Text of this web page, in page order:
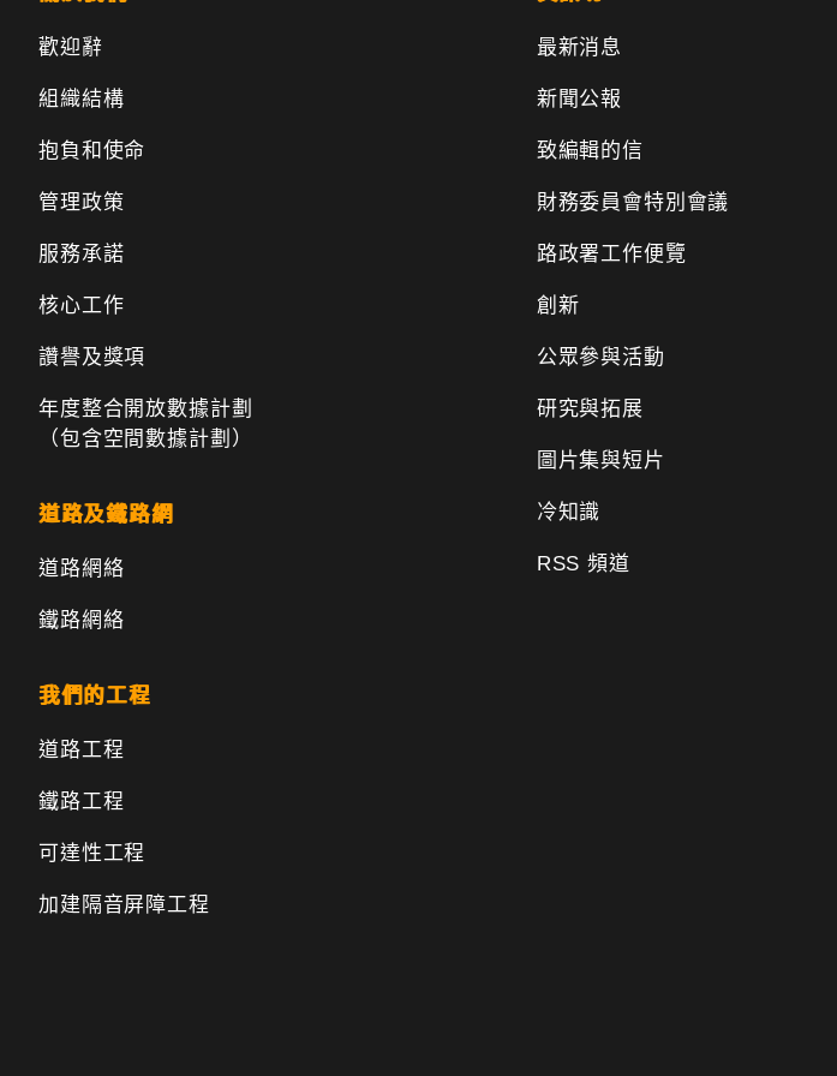
歡迎辭
組織結構
抱負和使命
管理政策
服務承諾
核心工作
讚譽及獎項
年度整合開放數據計劃
（包含空間數據計劃）
道路及鐵路網
道路網絡
鐵路網絡
我們的工程
道路工程
鐵路工程
可達性工程
加建隔音屏障工程
最新消息
新聞公報
致編輯的信
財務委員會特別會議
路政署工作便覽
創新
公眾參與活動
研究與拓展
圖片集與短片
冷知識
RSS 頻道